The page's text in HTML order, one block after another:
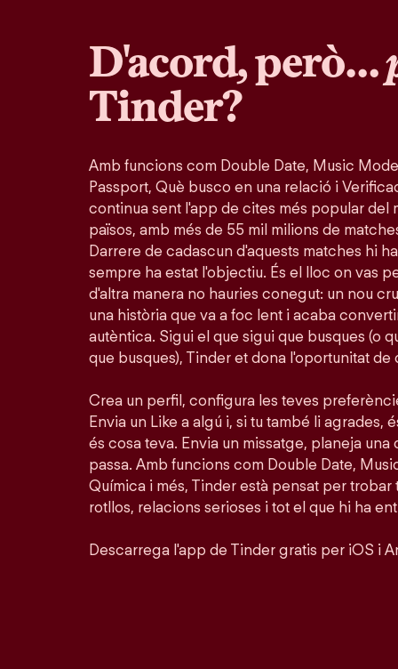
D'acord, però…
Tinder?
Amb funcions com Double Date, Music
Passport, Què busco en una relació i
continua sent l'app de cites més popular del
països, amb més de 55 mil milions de
Darrere de cadascun d'aquests matches hi
sempre ha estat l'objectiu. És el lloc on vas
d'altra manera no hauries conegut: un nou
una història que va a foc lent i acaba
autèntica. Sigui el que sigui que busques (o
que busques), Tinder et dona l'oportunitat
Crea un perfil, configura les teves
Envia un Like a algú i, si tu també li agrades,
és cosa teva. Envia un missatge, planeja una
passa. Amb funcions com Double Date,
Química i més, Tinder està pensat per
rotllos, relacions serioses i tot el que hi ha
Descarrega l'app de Tinder gratis per iOS i